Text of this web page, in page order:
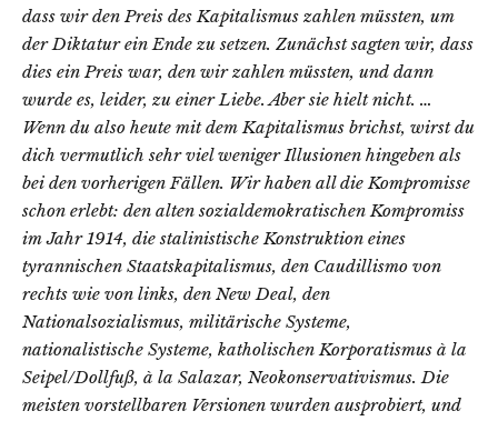
dass wir den Preis des Kapitalismus zahlen müssten, um
der Diktatur ein Ende zu setzen. Zunächst sagten wir, dass
dies ein Preis war, den wir zahlen müssten, und dann
wurde es, leider, zu einer Liebe. Aber sie hielt nicht. …
Wenn du also heute mit dem Kapitalismus brichst, wirst du
dich vermutlich sehr viel weniger Illusionen hingeben als
bei den vorherigen Fällen. Wir haben all die Kompromisse
schon erlebt: den alten sozialdemokratischen Kompromiss
im Jahr 1914, die stalinistische Konstruktion eines
tyrannischen Staatskapitalismus, den Caudillismo von
rechts wie von links, den New Deal, den
Nationalsozialismus, militärische Systeme,
nationalistische Systeme, katholischen Korporatismus à la
Seipel/Dollfuß, à la Salazar, Neokonservativismus. Die
meisten vorstellbaren Versionen wurden ausprobiert, und